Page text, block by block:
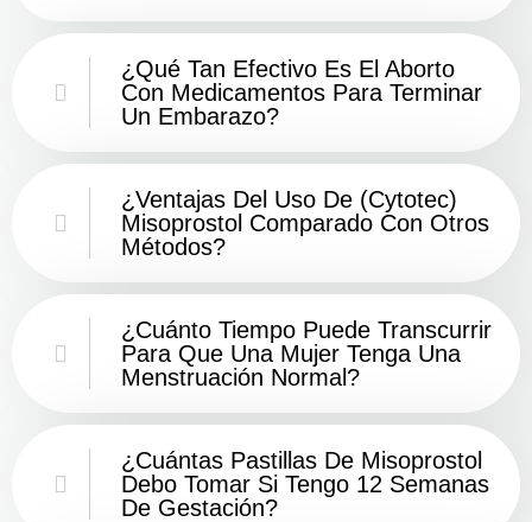
¿Qué Tan Efectivo Es El Aborto
Con Medicamentos Para Terminar
Un Embarazo?
¿Ventajas Del Uso De (Cytotec)
Misoprostol Comparado Con Otros
Métodos?
¿Cuánto Tiempo Puede Transcurrir
Para Que Una Mujer Tenga Una
Menstruación Normal?
¿Cuántas Pastillas De Misoprostol
Debo Tomar Si Tengo 12 Semanas
De Gestación?